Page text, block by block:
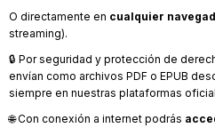
O directamente en cualquier
streaming).
🔒 Por seguridad y protección de
envían como archivos PDF o EPUB
siempre en nuestras plataformas
🌐 Con conexión a internet podrás